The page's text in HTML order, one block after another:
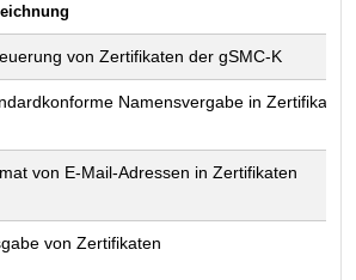
von Zertifikaten der gSMC-K
Namensvergabe in Zertifikaten
von E-Mail-Adressen in Zertifikaten
von Zertifikaten